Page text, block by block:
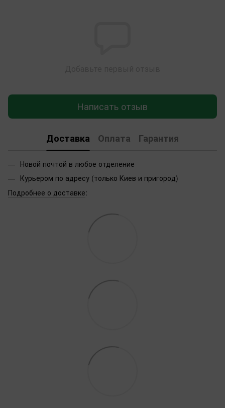
Написать отзыв
Доставка Оплата Гарантия
Новой почтой в любое отделение
Курьером по адресу (только Киев и пригород)
Подробнее о доставке: